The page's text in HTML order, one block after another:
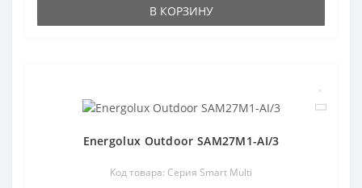
В КОРЗИНУ
Energolux Outdoor SAM27M1-AI/3
Код товара: Серия Smart Multi